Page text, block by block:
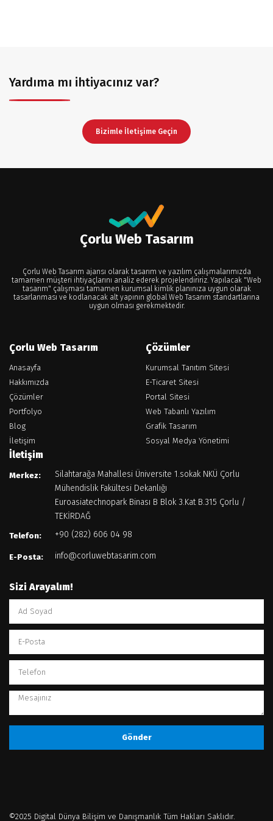
Yardıma mı ihtiyacınız var?
Bizimle İletişime Geçin
Çorlu Web Tasarım
Çorlu Web Tasarım ajansı olarak tasarım ve yazılım çalışmalarımızda
tamamen müşteri ihtiyaçlarını analiz ederek projelendiririz. Yapılacak "Web
tasarım" çalışması tamamen kurumsal kimlik planınıza uygun olarak
tasarlanması ve kodlanacak alt yapının global Web Tasarım standartlarına
uygun olması gerekmektedir.
Çorlu Web Tasarım
Anasayfa
Hakkımızda
Çözümler
Portfolyo
Blog
İletişim
Çözümler
Kurumsal Tanıtım Sitesi
E-Ticaret Sitesi
Portal Sitesi
Web Tabanlı Yazılım
Grafik Tasarım
Sosyal Medya Yönetimi
İletişim
Merkez:
Silahtarağa Mahallesi Üniversite 1.sokak NKÜ Çorlu
Mühendislik Fakültesi Dekanlığı
Euroasiatechnopark Binası B Blok 3.Kat B.315 Çorlu /
TEKİRDAĞ
Telefon: +90 (282) 606 04 98
E-Posta: info@corluwebtasarim.com
Sizi Arayalım!
Gönder
©2025 Digital Dünya Bilişim ve Danışmanlık Tüm Hakları Saklıdır.